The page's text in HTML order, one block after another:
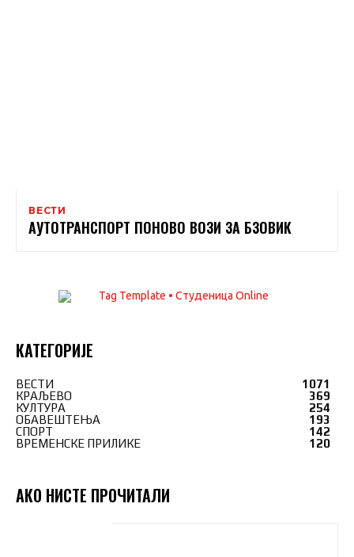
ВЕСТИ
АУТОТРАНСПОРТ ПОНОВО ВОЗИ ЗА БЗОВИК
КАТЕГОРИЈЕ
ВЕСТИ
1071
КРАЉЕВО
369
КУЛТУРА
254
ОБАВЕШТЕЊА
193
СПОРТ
142
ВРЕМЕНСКЕ ПРИЛИКЕ
120
АКО НИСТЕ ПРОЧИТАЛИ